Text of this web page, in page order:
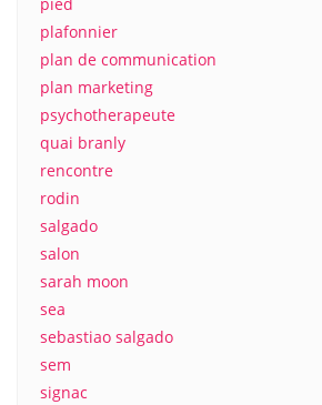
plafonnier
plan de communication
plan marketing
psychotherapeute
quai branly
rencontre
rodin
salgado
salon
sarah moon
sea
sebastiao salgado
sem
signac